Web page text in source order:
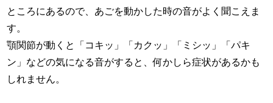
ところにあるので、あごを動かした時の音がよく聞こえま
す。
顎関節が動くと「コキッ」「カクッ」「ミシッ」「パキ
ン」などの気になる音がすると、何かしら症状があるかも
しれません。